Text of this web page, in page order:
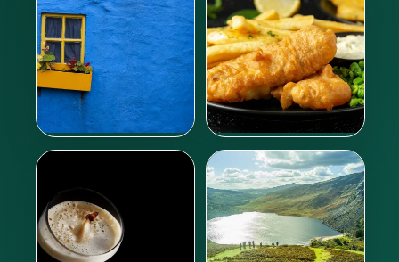
En savoir plus En savoir plus
Que manger ?
En savoir plus